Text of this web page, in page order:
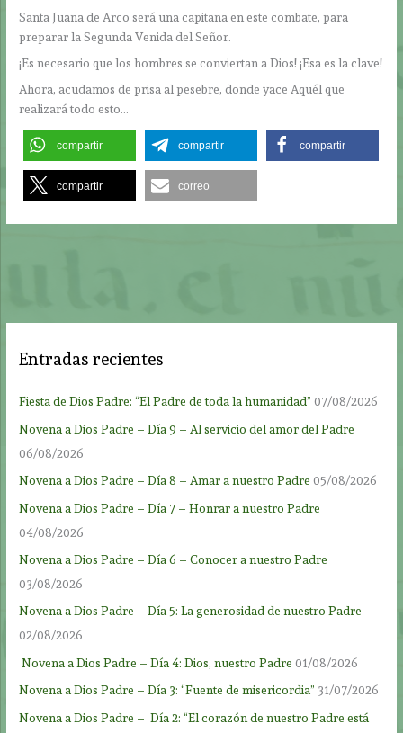
Santa Juana de Arco será una capitana en este combate, para
preparar la Segunda Venida del Señor.
¡Es necesario que los hombres se conviertan a Dios! ¡Esa es la clave!
Ahora, acudamos de prisa al pesebre, donde yace Aquél que
realizará todo esto…
compartir compartir compartir
compartir correo
Entradas recientes
Fiesta de Dios Padre: “El Padre de toda la humanidad” 07/08/2026
Novena a Dios Padre – Día 9 – Al servicio del amor del Padre
06/08/2026
Novena a Dios Padre – Día 8 – Amar a nuestro Padre 05/08/2026
Novena a Dios Padre – Día 7 – Honrar a nuestro Padre
04/08/2026
Novena a Dios Padre – Día 6 – Conocer a nuestro Padre
03/08/2026
Novena a Dios Padre – Día 5: La generosidad de nuestro Padre
02/08/2026
Novena a Dios Padre – Día 4: Dios, nuestro Padre 01/08/2026
Novena a Dios Padre – Día 3: “Fuente de misericordia” 31/07/2026
Novena a Dios Padre – Día 2: “El corazón de nuestro Padre está